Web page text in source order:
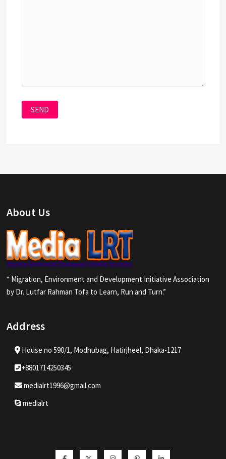
About Us
“ Migration, Environment and Development Initiative Association
by Dr. Lutfar Rahman Tofa to Learn, Run and Turn.”
Address
House no 590/1, Modhubag, Hatirjheel, Dhaka-1217
+8801714250345
medialrt1996@gmail.com
medialrt